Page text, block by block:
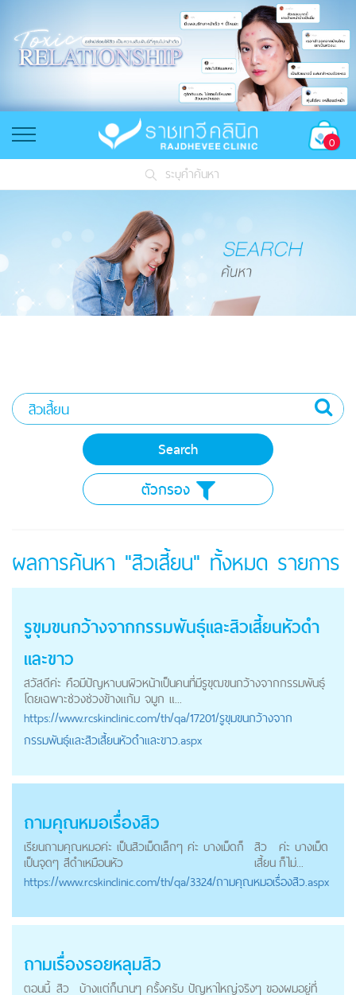
0
ระบุคำค้นหา
ตัวกรอง
ผลการค้นหา "สิวเสี้ยน" ทั้งหมด รายการ
รูขุมขนกว้างจากกรรมพันธุ์และสิวเสี้ยนหัวดำ
และขาว
สวัสดีค่ะ คือมีปัญหาบนผิวหน้าเป็นคนที่มีรูขุฒขนกว้างจากกรรมพันธุ์
โดยเฉพาะช่วงช่วงข้างแก้ม จมูก แ...
https://www.rcskinclinic.com/th/qa/17201/รูขุมขนกว้างจาก
กรรมพันธุ์และสิวเสี้ยนหัวดำและขาว.aspx
ถามคุณหมอเรื่องสิว
เรียนถามคุณหมอค่ะ เป็นสิวเม็ดเล็กๆ ค่ะ บางเม็ดก็
เป็นจุดๆ สีดำเหมือนหัว
สิว
เสี้ยน
ค่ะ บางเม็ด
ก็ไม่...
https://www.rcskinclinic.com/th/qa/3324/ถามคุณหมอเรื่องสิว.aspx
ถามเรื่องรอยหลุมสิว
ตอนนี้ สิว บ้างแต่ก็นานๆ ครั้งครับ ปัญหาใหญ่จริงๆ ของผมอยู่ที่